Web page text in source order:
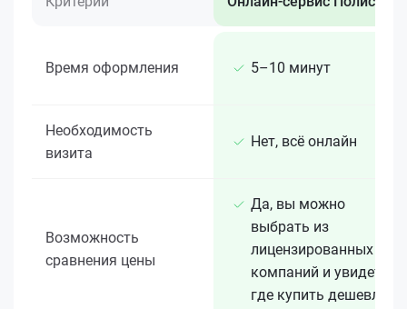
Время оформления 5–10 минут
Необходимость
визита
Нет, всё онлайн
Возможность
сравнения цены
Да, вы можно
выбрать из
лицензированных 15+
компаний и увидеть,
где купить дешевле